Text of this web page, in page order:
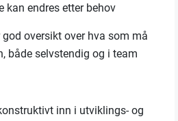
kanendres etter behov
godoversikt over hva som må
bådeselvstendig og i team
inn i utviklings- og